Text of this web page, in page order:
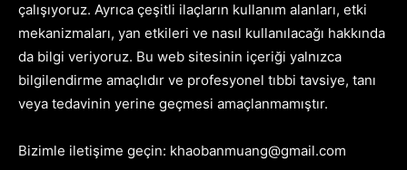
çalışıyoruz. Ayrıca çeşitli ilaçların kullanım alanları, etki
mekanizmaları, yan etkileri ve nasıl kullanılacağı hakkında
da bilgi veriyoruz. Bu web sitesinin içeriği yalnızca
bilgilendirme amaçlıdır ve profesyonel tıbbi tavsiye, tanı
veya tedavinin yerine geçmesi amaçlanmamıştır.
Bizimle iletişime geçin: khaobanmuang@gmail.com